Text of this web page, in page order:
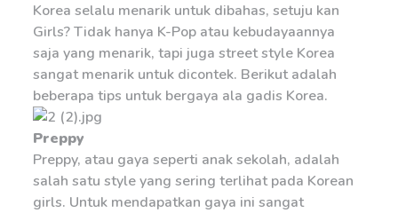
Korea selalu menarik untuk dibahas, setuju kan
Girls? Tidak hanya K-Pop atau kebudayaannya
saja yang menarik, tapi juga street style Korea
sangat menarik untuk dicontek. Berikut adalah
beberapa tips untuk bergaya ala gadis Korea.
Preppy
Preppy, atau gaya seperti anak sekolah, adalah
salah satu style yang sering terlihat pada Korean
girls. Untuk mendapatkan gaya ini sangat